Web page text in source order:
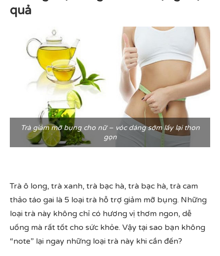
quả
Trà giảm mỡ bụng cho nữ – vóc dáng sớm lấy lại thon
gọn
Trà ô long, trà xanh, trà bạc hà, trà bạc hà, trà cam
thảo táo gai là 5 loại trà hỗ trợ giảm mỡ bụng. Những
loại trà này không chỉ có hương vị thơm ngon, dễ
uống mà rất tốt cho sức khỏe. Vậy tại sao bạn không
“note” lại ngay những loại trà này khi cần đến?